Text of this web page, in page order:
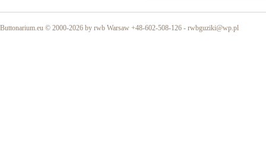
Buttonarium.eu © 2000-2026 by rwb Warsaw +48-602-508-126 - rwbguziki@wp.pl